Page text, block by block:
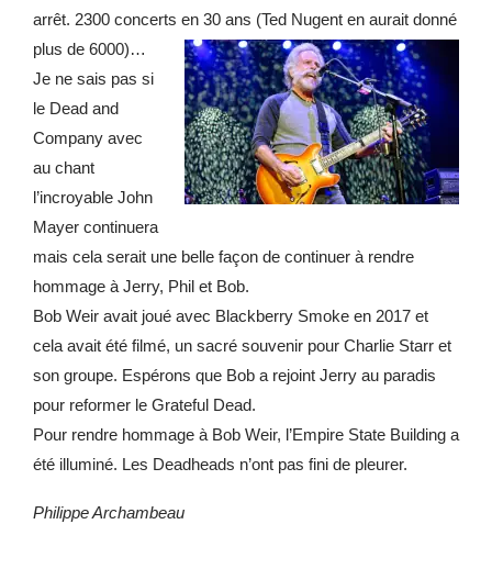
arrêt. 2300 concerts en 30 ans (Ted Nugent en aurait donné
plus de 6000)…
Je ne sais pas si
le Dead and
Company avec
au chant
l’incroyable John
Mayer continuera
mais cela serait une belle façon de continuer à rendre
hommage à Jerry, Phil et Bob.
Bob Weir avait joué avec Blackberry Smoke en 2017 et
cela avait été filmé, un sacré souvenir pour Charlie Starr et
son groupe. Espérons que Bob a rejoint Jerry au paradis
pour reformer le Grateful Dead.
Pour rendre hommage à Bob Weir, l’Empire State Building a
été illuminé. Les Deadheads n’ont pas fini de pleurer.
Philippe Archambeau